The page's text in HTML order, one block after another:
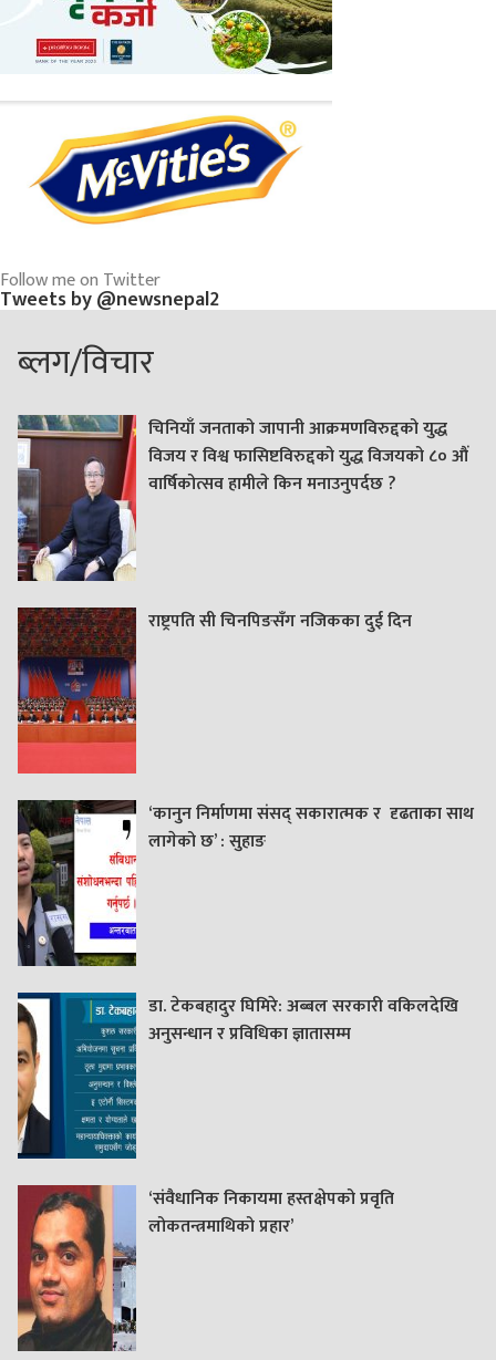
Follow me on Twitter
Tweets by @newsnepal2
ब्लग/विचार
चिनियाँ जनताको जापानी आक्रमणविरुद्दको युद्ध
विजय र विश्व फासिष्टविरुद्दको युद्ध विजयको ८० औं
वार्षिकोत्सव हामीले किन मनाउनुपर्दछ ?
राष्ट्रपति सी चिनपिङसँग नजिकका दुई दिन
‘कानुन निर्माणमा संसद् सकारात्मक र दृढताका साथ
लागेको छ’ : सुहाङ
डा. टेकबहादुर घिमिरे: अब्बल सरकारी वकिलदेखि
अनुसन्धान र प्रविधिका ज्ञातासम्म
‘संवैधानिक निकायमा हस्तक्षेपको प्रवृति
लोकतन्त्रमाथिको प्रहार’